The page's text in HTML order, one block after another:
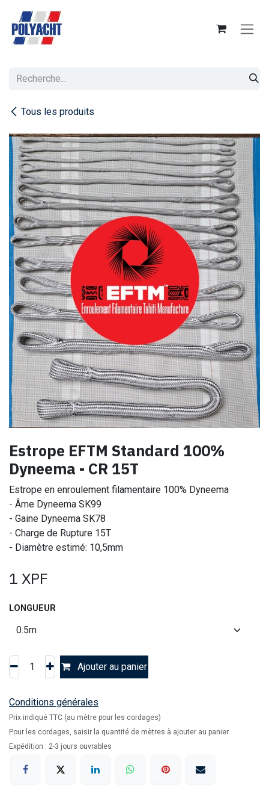
Tous les produits
Estrope EFTM Standard 100%
Dyneema - CR 15T
Estrope en enroulement filamentaire 100% Dyneema
- Âme Dyneema SK99
- Gaine Dyneema SK78
- Charge de Rupture 15T
- Diamètre estimé: 10,5mm
1 XPF
LONGUEUR
Ajouter au panier
Conditions générales
Prix indiqué TTC (au mètre pour les cordages)
Pour les cordages, saisir la quantité de mètres à ajouter au panier
Expédition : 2-3 jours ouvrables